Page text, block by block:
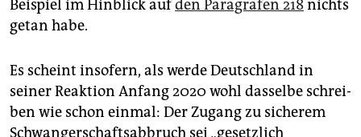
Beispiel im Hinblick aufden Paragrafen 218nichts
getan habe.
Es scheint insofern, als werde Deutschland in
seiner Reaktion Anfang 2020 wohl dasselbe schrei­
ben wie schon einmal: Der Zugang zu sicherem
Schwangerschaftsabbruch sei „gesetzlich